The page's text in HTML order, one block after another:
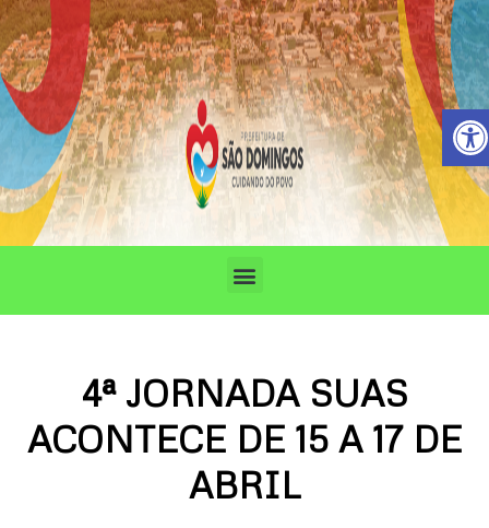
Barra
Ir
para
o
conteúdo
Menu
4ª JORNADA SUAS
ACONTECE DE 15 A 17 DE
ABRIL